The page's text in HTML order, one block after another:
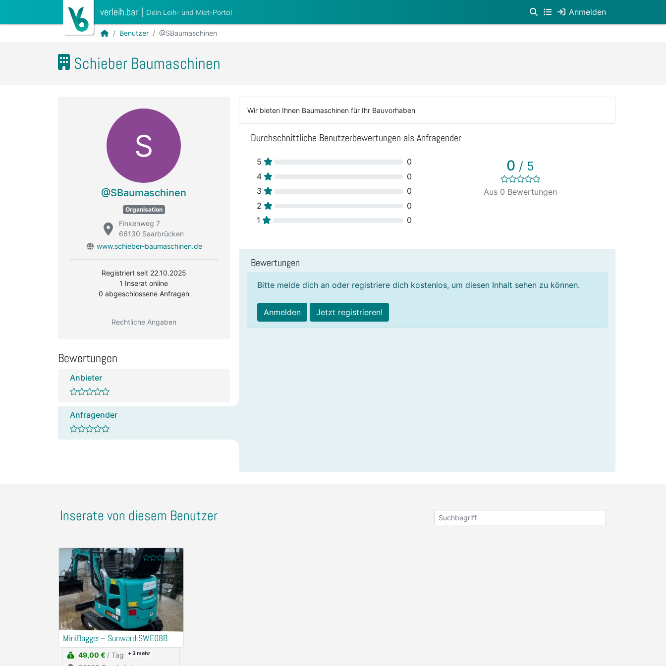
verleih.bar | Dein Leih- und Miet-Portal Anmelden
Benutzer @SBaumaschinen
Schieber Baumaschinen
S
@SBaumaschinen
Organisation
Finkenweg 7
66130 Saarbrücken
www.schieber-baumaschinen.de
Registriert seit 22.10.2025
1 Inserat online
0 abgeschlossene Anfragen
Rechtliche Angaben
Bewertungen
Anbieter
Anfragender
Wir bieten Ihnen Baumaschinen für Ihr Bauvorhaben
Durchschnittliche Benutzerbewertungen als Anfragender
5
0
4
0
3
0
2
0
1
0
0 / 5
Aus 0 Bewertungen
Bewertungen
Bitte melde dich an oder registriere dich kostenlos, um diesen Inhalt sehen zu können.
Anmelden Jetzt registrieren!
Inserate von diesem Benutzer
MiniBagger – Sunward SWE08B
49,00 € / Tag + 3mehr